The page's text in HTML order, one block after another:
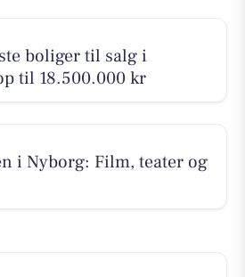
boliger til salg i
til 18.500.000 kr
i Nyborg: Film, teater og